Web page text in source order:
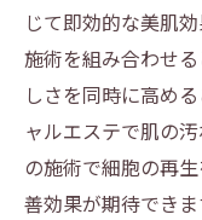
じて即効的な美肌
施術を組み合わせ
しさを同時に高め
ャルエステで肌の
の施術で細胞の再
善効果が期待でき